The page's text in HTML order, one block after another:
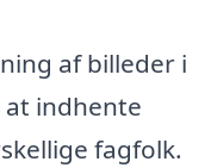
af billeder i
at indhente
fagfolk.